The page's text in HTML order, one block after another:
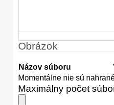
Obrázok
Názov súboru
Momentálne nie sú
Maximálny počet